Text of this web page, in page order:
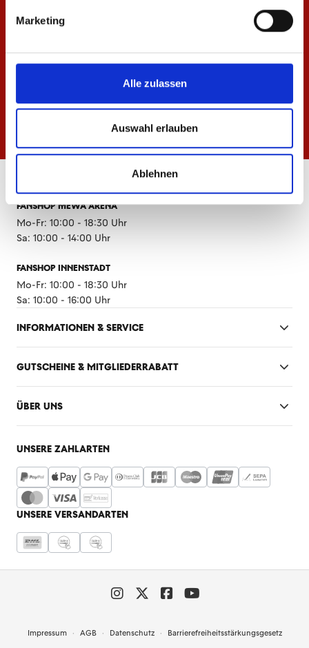
Marketing
Alle zulassen
Auswahl erlauben
Ablehnen
FANSHOP MEWA ARENA
Mo-Fr: 10:00 - 18:30 Uhr
Sa: 10:00 - 14:00 Uhr
FANSHOP INNENSTADT
Mo-Fr: 10:00 - 18:30 Uhr
Sa: 10:00 - 16:00 Uhr
INFORMATIONEN & SERVICE
GUTSCHEINE & MITGLIEDERRABATT
ÜBER UNS
UNSERE ZAHLARTEN
UNSERE VERSANDARTEN
Impressum AGB Datenschutz Barrierefreiheitsstärkungsgesetz